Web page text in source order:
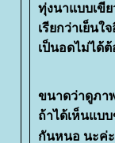
ทุ่งนาแบบเขี
เรียกว่าเย็น
เป็นอดไม่ได้
ขนาดว่าดูภา
ถ้าได้เห็นแบ
กันหนอ นะค่ะ